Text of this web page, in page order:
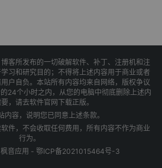
客所发布的一切破解软件、补丁、注册机和注
习和研究目的；不得将上述内容用于商业或者
户自负。本站所有内容均来自网络，版权争议
24个小时之内，从您的电脑中彻底删除上述内
，请去软件官网下载正版。
内容，说明您已同意上述条款。
件，不会收取任何费用，所有内容不作为商业
行为。
音应用 - 鄂ICP备2021015464号-3